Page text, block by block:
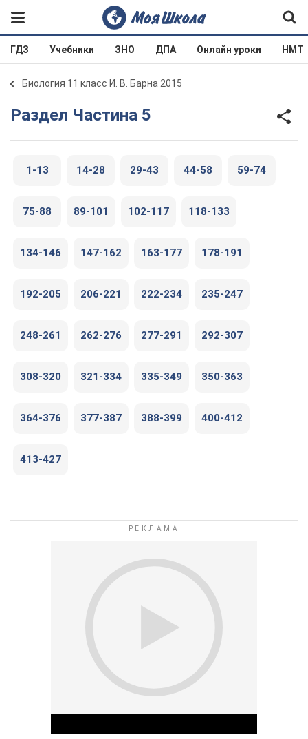
ГДЗ Учебники ЗНО ДПА Онлайн уроки НМТ
Биология 11 класс И. В. Барна 2015
Раздел Частина 5
1-13 14-28 29-43 44-58 59-74
75-88 89-101 102-117 118-133
134-146 147-162 163-177 178-191
192-205 206-221 222-234 235-247
248-261 262-276 277-291 292-307
308-320 321-334 335-349 350-363
364-376 377-387 388-399 400-412
413-427